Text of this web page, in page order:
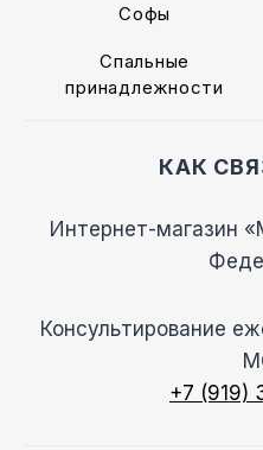
Софы
Спальные
принадлежности
КАК
Интернет-магазин
Консультирование
+7 (919)